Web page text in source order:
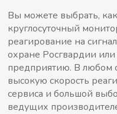
Вы можете выбрать,
круглосуточный
реагирование на
охране Росгвардии
предприятию. В любом
высокую скорость
сервиса и большой
ведущих